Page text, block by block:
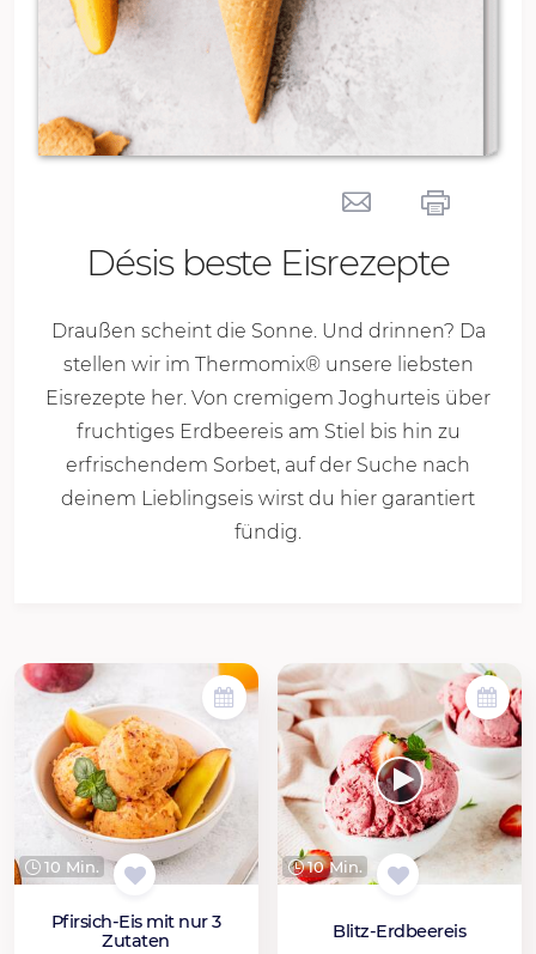
Désis beste Eisrezepte
Draußen scheint die Sonne. Und drinnen? Da
stellen wir im Thermomix® unsere liebsten
Eisrezepte her. Von cremigem Joghurteis über
fruchtiges Erdbeereis am Stiel bis hin zu
erfrischendem Sorbet, auf der Suche nach
deinem Lieblingseis wirst du hier garantiert
fündig.
10 Min.
Pfirsich-Eis mit nur 3
Zutaten
10 Min.
Blitz-Erdbeereis